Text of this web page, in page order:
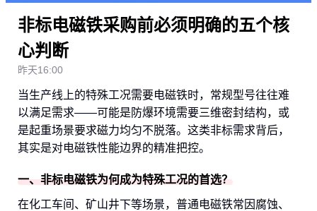
非标电磁铁采购前必须明确的五个核
心判断
昨天16:00
当生产线上的特殊工况需要电磁铁时，常规型号往往难
以满足需求——可能是防爆环境需要三维密封结构，或
是起重场景要求磁力均匀不脱落。这类非标需求背后，
其实是对电磁铁性能边界的精准把控。
一、非标电磁铁为何成为特殊工况的首选？
在化工车间、矿山井下等场景，普通电磁铁常因腐蚀、